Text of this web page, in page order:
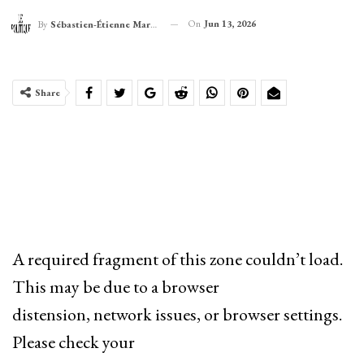
By Sébastien-Étienne Marechal On Jun 13, 2026
Share
A required fragment of this zone couldn’t load.
This may be due to a browser
distension, network issues, or browser settings.
Please check your